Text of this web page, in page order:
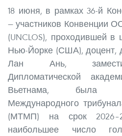
18 июня, в рамках 36-й
— участников Конвенции
(UNCLOS), проходившей
Нью-Йорке (США), доцент,
Лан Ань,
Дипломатической
Вьетнама, была
Международного
(МТМП) на срок
наибольшее число